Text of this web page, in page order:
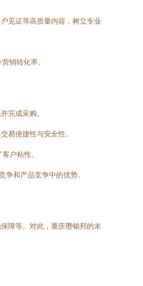
见证等高质量内容，树立专业
销转化率。
完成采购。
易便捷性与安全性。
户粘性。
争和产品竞争中的优势。
障等。对此，重庆瓒铭邦的未